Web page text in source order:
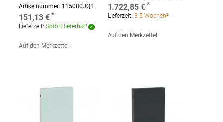
Artikelnummer: 115080JQ1
151,13 €
Lieferzeit: Sofort lieferbar¹
Auf den Merkzettel
1.722,85 €
Lieferzeit: 3-5 Wochen²
Auf den Merkzettel